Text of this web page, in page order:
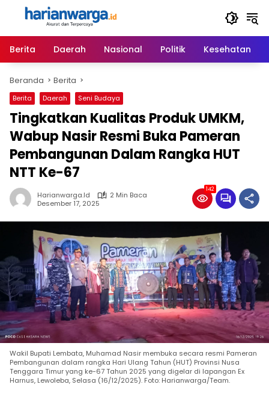
Langsung
Berita
Daerah Nasional Politik Kesehatan
Beranda Berita
Berita Daerah Seni Budaya
Tingkatkan Kualitas Produk UMKM,
Wabup Nasir Resmi Buka Pameran
Pembangunan Dalam Rangka HUT
NTT Ke-67
Harianwarga.id
2 Min Baca
Desember 17, 2025
142
Wakil Bupati Lembata, Muhamad Nasir membuka secara resmi Pameran
Pembangunan dalam rangka Hari Ulang Tahun (HUT) Provinsi Nusa
Tenggara Timur yang ke-67 Tahun 2025 yang digelar di lapangan Ex
Harnus, Lewoleba, Selasa (16/12/2025). Foto: Harianwarga/Team.